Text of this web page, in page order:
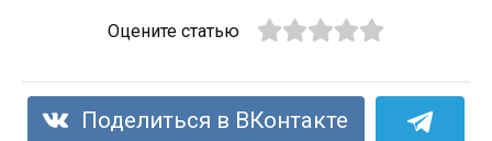
Оцените статью
Поделиться в ВКонтакте